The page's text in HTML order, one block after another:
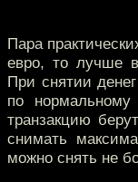
Пара
евро, то лучше
При снятии
по
транзакцию
снимать
можно снять не